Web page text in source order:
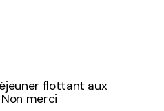
flottant aux
merci